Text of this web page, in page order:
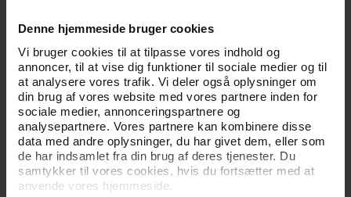
Denne hjemmeside bruger cookies
Vi bruger cookies til at tilpasse vores indhold og
annoncer, til at vise dig funktioner til sociale medier og til
at analysere vores trafik. Vi deler også oplysninger om
din brug af vores website med vores partnere inden for
sociale medier, annonceringspartnere og
analysepartnere. Vores partnere kan kombinere disse
data med andre oplysninger, du har givet dem, eller som
de har indsamlet fra din brug af deres tjenester. Du
samtykker til vores cookies, hvis du fortsætter med at
anvende vores hjemmeside.
04.08.2026
NYHED
YOUNG GUNS SUGER TIL SIG I
BELGIEN